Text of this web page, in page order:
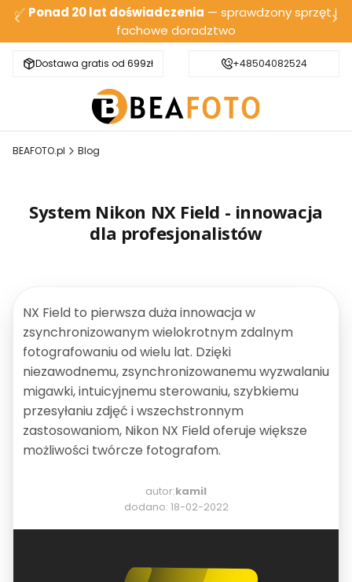
✅ Ponad 20 lat doświadczenia — sprawdzony sprzęt i
fachowe doradztwo
Dostawa gratis od 699zł Bezpieczna wysyłka
+48504082524
BEAFOTO.pl Blog
System Nikon NX Field - innowacja
dla profesjonalistów
NX Field to pierwsza duża innowacja w
zsynchronizowanym wielokrotnym zdalnym
fotografowaniu od wielu lat. Dzięki
niezawodnemu, zsynchronizowanemu wyzwalaniu
migawki, intuicyjnemu sterowaniu, szybkiemu
przesyłaniu zdjęć i wszechstronnym
zastosowaniom, Nikon NX Field oferuje większe
możliwości twórcze fotografom.
autor:kamil
dodano: 18-02-2022